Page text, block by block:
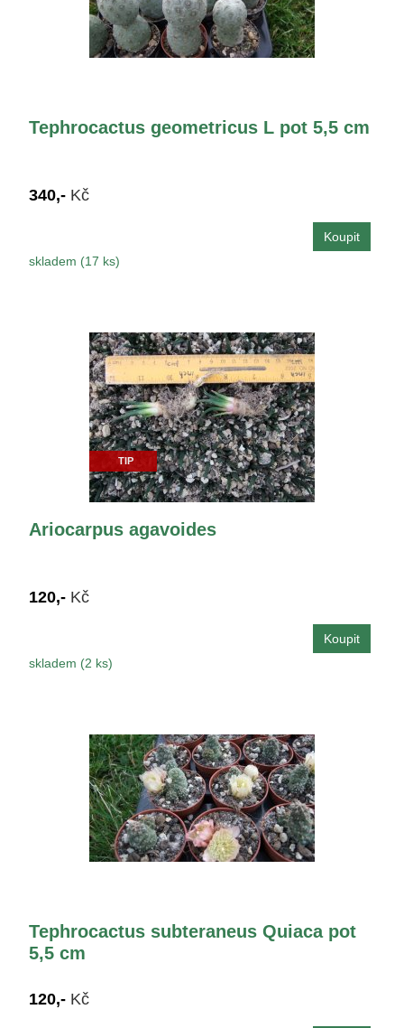
Tephrocactus geometricus L pot 5,5 cm
340,- Kč
skladem (17 ks)
TIP
Ariocarpus agavoides
120,- Kč
skladem (2 ks)
Tephrocactus subteraneus Quiaca pot
5,5 cm
120,- Kč